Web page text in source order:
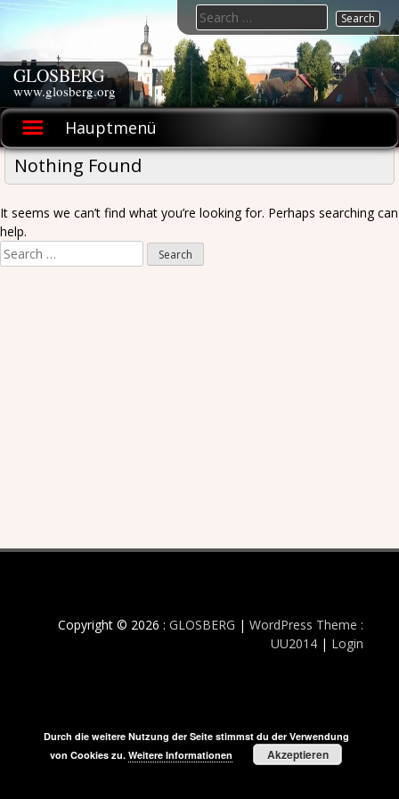
Skip
GLOSBERG
www.glosberg.org
Hauptmenü
Search
for:
Nothing Found
It seems we can’t find what you’re looking for. Perhaps searching can
help.
Search
for:
Copyright © 2026 : GLOSBERG | WordPress Theme :
UU2014 | Login
Durch die weitere Nutzung der Seite stimmst du der Verwendung
von Cookies zu.Weitere Informationen Akzeptieren